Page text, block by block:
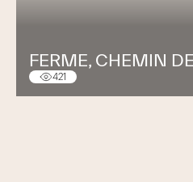
FERME, CHEMIN
421